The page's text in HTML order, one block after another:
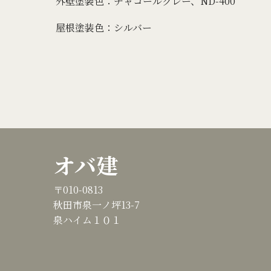
屋根塗装色：シルバー
オバ建
〒010-0813
秋田市泉一ノ坪13-7
泉ハイム１０１